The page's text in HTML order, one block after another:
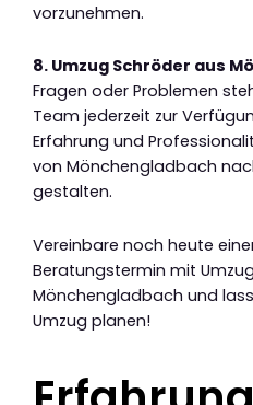
vorzunehmen.
8. Umzug Schröder aus
Fragen oder Problemen
Team jederzeit zur
Erfahrung und
von Mönchengladbach
gestalten.
Vereinbare noch heute
Beratungstermin mit
Mönchengladbach und
Umzug planen!